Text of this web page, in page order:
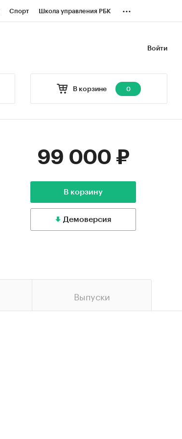
Спорт Школа управления РБК ...
Войти
В корзине 0
99 000 ₽
В корзину
Демоверсия
Выпуски